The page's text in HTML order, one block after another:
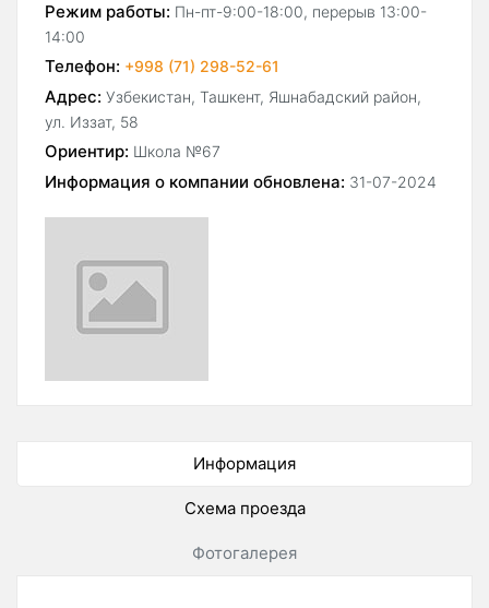
Режим работы: Пн-пт-9:00-18:00, перерыв 13:00-
14:00
Телефон: +998 (71) 298-52-61
Адрес: Узбекистан, Ташкент, Яшнабадский район,
ул. Иззат, 58
Ориентир: Школа №67
Информация о компании обновлена: 31-07-2024
Информация
Схема проезда
Фотогалерея